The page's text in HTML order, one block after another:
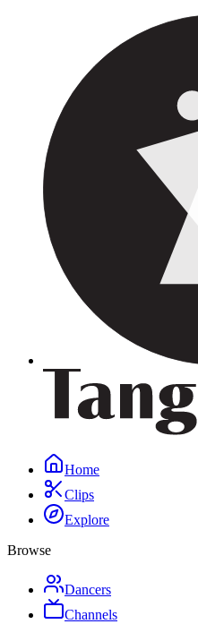
Home
Clips
Explore
Browse
Dancers
Channels